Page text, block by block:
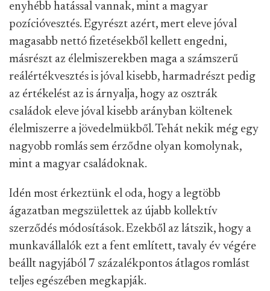
enyhébb hatással vannak, mint a magyar
pozícióvesztés. Egyrészt azért, mert eleve jóval
magasabb nettó fizetésekből kellett engedni,
másrészt az élelmiszerekben maga a számszerű
reálértékvesztés is jóval kisebb, harmadrészt pedig
az értékelést az is árnyalja, hogy az osztrák
családok eleve jóval kisebb arányban költenek
élelmiszerre a jövedelmükből. Tehát nekik még egy
nagyobb romlás sem érződne olyan komolynak,
mint a magyar családoknak.
Idén most érkeztünk el oda, hogy a legtöbb
ágazatban megszülettek az újabb kollektív
szerződés módosítások. Ezekből az látszik, hogy a
munkavállalók ezt a fent említett, tavaly év végére
beállt nagyjából 7 százalékpontos átlagos romlást
teljes egészében megkapják.